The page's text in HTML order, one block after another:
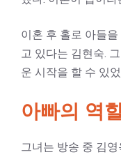
이혼 후 홀로 아들
고 있다는 김현숙.
운 시작을 할 수 있
아빠의 역
그녀는 방송 중 김